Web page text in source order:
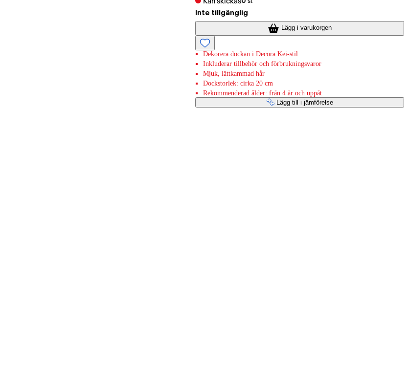
Inte tillgänglig
Lägg i varukorgen
Dekorera dockan i Decora Kei-stil
Inkluderar tillbehör och förbrukningsvaror
Mjuk, lättkammad hår
Dockstorlek: cirka 20 cm
Rekommenderad ålder: från 4 år och uppåt
Lägg till i jämförelse